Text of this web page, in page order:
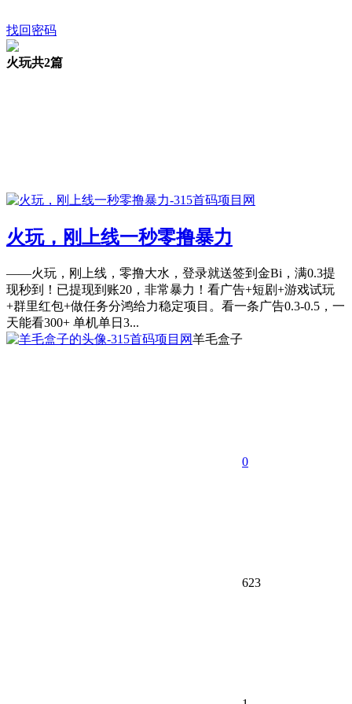
找回密码
火玩共2篇
火玩，刚上线一秒零撸暴力
——火玩，刚上线，零撸大水，登录就送签到金Bi，满0.3提
现秒到！已提现到账20，非常暴力！看广告+短剧+游戏试玩
+群里红包+做任务分鸿给力稳定项目。看一条广告0.3-0.5，一
天能看300+ 单机单日3...
羊毛盒子
0
623